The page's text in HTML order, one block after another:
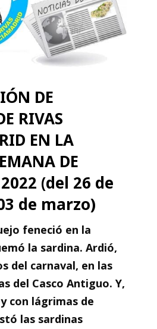
DE
RIVAS
EN LA
DE
(del 26 de
de marzo)
feneció en la
la sardina. Ardió,
del carnaval, en las
del Casco Antiguo. Y,
con lágrimas de
las sardinas